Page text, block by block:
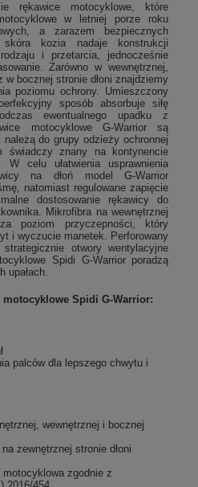
rękawice motocyklowe, które
w letniej porze roku
a zarazem bezpiecznych
skóra kozia nadaje konstrukcji
i przetarcia, jednocześnie
Zarówno w wewnętrznej,
bocznej stronie dłoni znajdziemy
poziomu ochrony. Umieszczony
sposób absorbuje siłę
ewentualnego upadku z
motocyklowe G-Warrior są
do grupy odzieży ochronnej
świadczy znany na kontynencie
celu ułatwienia usprawnienia
na dłoń model G-Warrior
natomiast regulowane zapięcie
dostosowanie rękawicy do
Mikrofibra na wewnętrznej
poziom przyczepności, który
i wyczucie manetek. Perforowany
otwory wentylacyjne
Spidi G-Warrior poradzą
upałach.
Spidi G-Warrior:
palców dla lepszego chwytu i
wewnętrznej i bocznej
zewnętrznej stronie dłoni
zgodnie z